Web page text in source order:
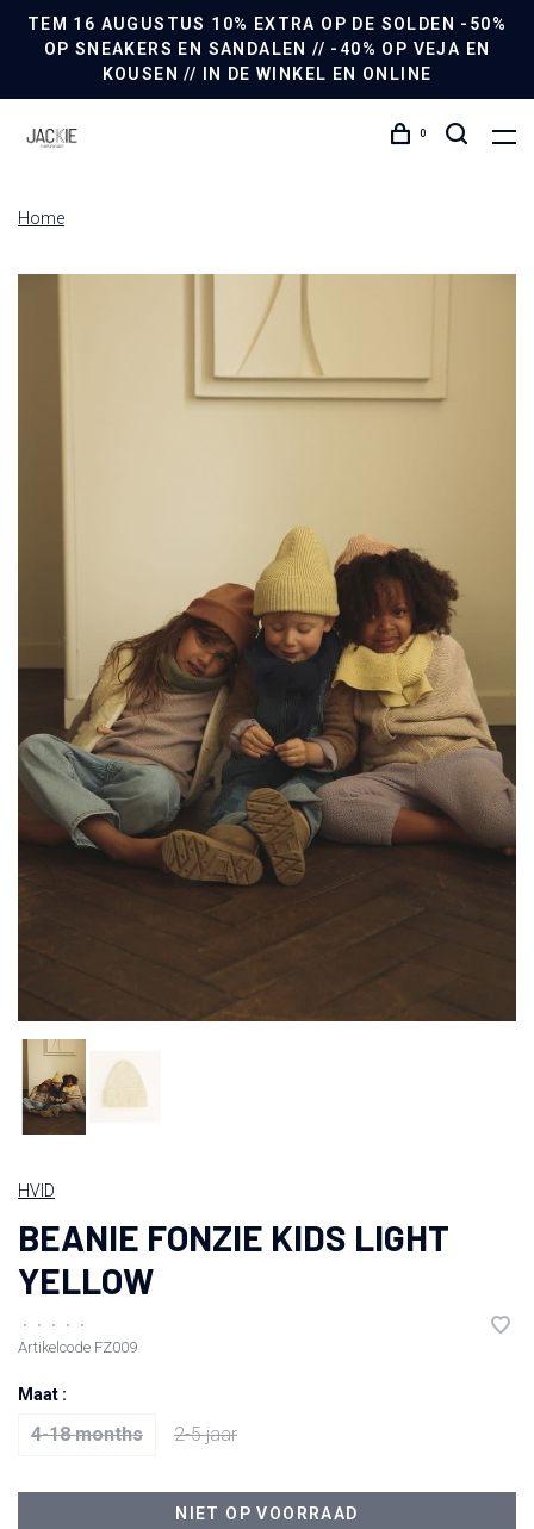
TEM 16 AUGUSTUS 10% EXTRA OP DE SOLDEN -50%
OP SNEAKERS EN SANDALEN // -40% OP VEJA EN
KOUSEN // IN DE WINKEL EN ONLINE
0
Home
HVID
BEANIE FONZIE KIDS LIGHT
YELLOW
• • • •
•
Artikelcode FZ009
Maat :
4-18 months 2-5 jaar
NIET OP VOORRAAD